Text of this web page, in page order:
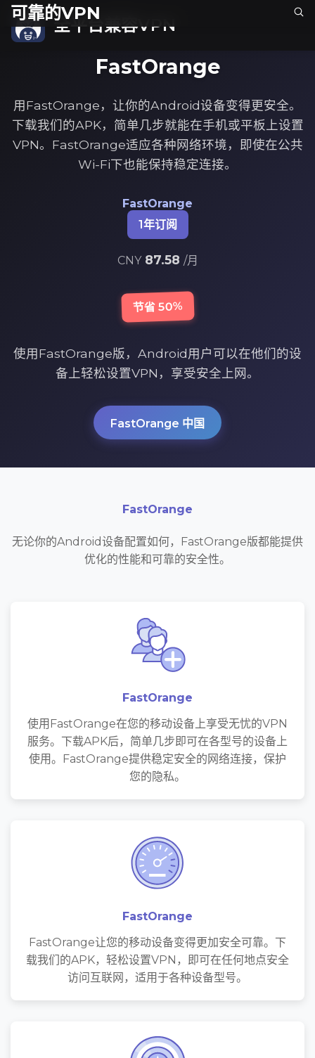
可靠的VPN
FastOrange
用FastOrange，让你的Android设备变得更安全。
下载我们的APK，简单几步就能在手机或平板上设置
VPN。FastOrange适应各种网络环境，即使在公共
Wi-Fi下也能保持稳定连接。
FastOrange
1年订阅
CNY87.58 /月
节省 50%
使用FastOrange版，Android用户可以在他们的设
备上轻松设置VPN，享受安全上网。
FastOrange 中国
FastOrange
无论你的Android设备配置如何，FastOrange版都能提供
优化的性能和可靠的安全性。
FastOrange
使用FastOrange在您的移动设备上享受无忧的VPN
服务。下载APK后，简单几步即可在各型号的设备上
使用。FastOrange提供稳定安全的网络连接，保护
您的隐私。
FastOrange
FastOrange让您的移动设备变得更加安全可靠。下
载我们的APK，轻松设置VPN，即可在任何地点安全
访问互联网，适用于各种设备型号。
全平台兼容VPN